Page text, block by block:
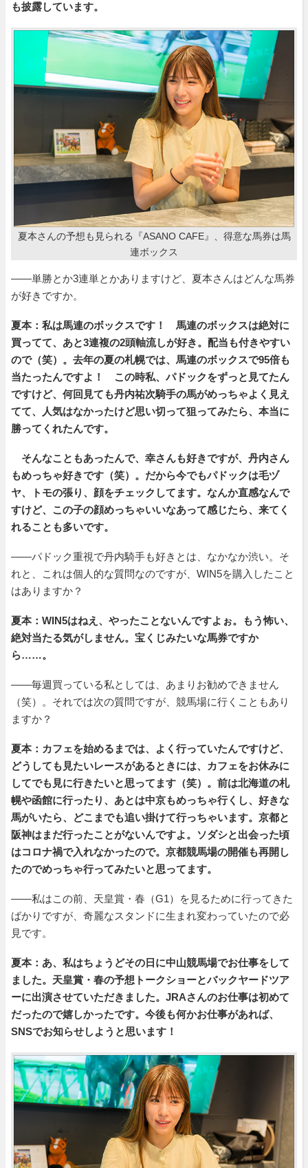
も披露しています。
夏本さんの予想も見られる『ASANO CAFE』、得意な馬券は馬
連ボックス
――単勝とか3連単とかありますけど、夏本さんはどんな馬券
が好きですか。
夏本：私は馬連のボックスです！ 馬連のボックスは絶対に
買ってて、あと3連複の2頭軸流しが好き。配当も付きやすい
ので（笑）。去年の夏の札幌では、馬連のボックスで95倍も
当たったんですよ！ この時私、パドックをずっと見てたん
ですけど、何回見ても丹内祐次騎手の馬がめっちゃよく見え
てて、人気はなかったけど思い切って狙ってみたら、本当に
勝ってくれたんです。
そんなこともあったんで、幸さんも好きですが、丹内さん
もめっちゃ好きです（笑）。だから今でもパドックは毛ヅ
ヤ、トモの張り、顔をチェックしてます。なんか直感なんで
すけど、この子の顔めっちゃいいなあって感じたら、来てく
れることも多いです。
――パドック重視で丹内騎手も好きとは、なかなか渋い。そ
れと、これは個人的な質問なのですが、WIN5を購入したこと
はありますか？
夏本：WIN5はねえ、やったことないんですよぉ。もう怖い、
絶対当たる気がしません。宝くじみたいな馬券ですか
ら……。
――毎週買っている私としては、あまりお勧めできません
（笑）。それでは次の質問ですが、競馬場に行くこともあり
ますか？
夏本：カフェを始めるまでは、よく行っていたんですけど、
どうしても見たいレースがあるときには、カフェをお休みに
してでも見に行きたいと思ってます（笑）。前は北海道の札
幌や函館に行ったり、あとは中京もめっちゃ行くし、好きな
馬がいたら、どこまでも追い掛けて行っちゃいます。京都と
阪神はまだ行ったことがないんですよ。ソダシと出会った頃
はコロナ禍で入れなかったので。京都競馬場の開催も再開し
たのでめっちゃ行ってみたいと思ってます。
――私はこの前、天皇賞・春（G1）を見るために行ってきた
ばかりですが、奇麗なスタンドに生まれ変わっていたので必
見です。
夏本：あ、私はちょうどその日に中山競馬場でお仕事をして
ました。天皇賞・春の予想トークショーとバックヤードツア
ーに出演させていただきました。JRAさんのお仕事は初めて
だったので嬉しかったです。今後も何かお仕事があれば、
SNSでお知らせしようと思います！